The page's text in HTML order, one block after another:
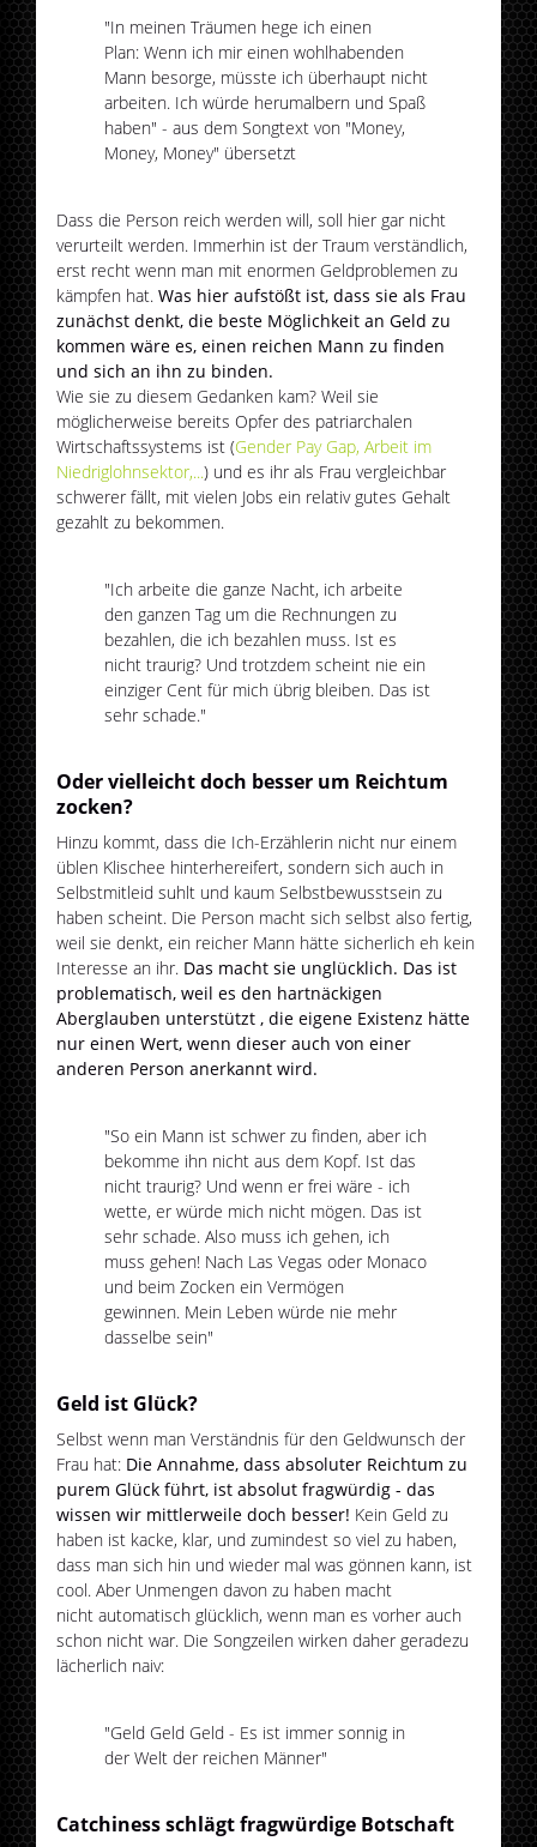
"In meinen Träumen hege ich einen
Plan: Wenn ich mir einen wohlhabenden
Mann besorge, müsste ich überhaupt nicht
arbeiten. Ich würde herumalbern und Spaß
haben" - aus dem Songtext von "Money,
Money, Money" übersetzt
Dass die Person reich werden will, soll hier gar nicht
verurteilt werden. Immerhin ist der Traum verständlich,
erst recht wenn man mit enormen Geldproblemen zu
kämpfen hat.Was hier aufstößt ist, dass sie als Frau
zunächst denkt, die beste Möglichkeit an Geld zu
kommen wäre es, einen reichen Mann zu finden
und sich an ihn zu binden.
Wie sie zu diesem Gedanken kam? Weil sie
möglicherweise bereits Opfer des patriarchalen
Wirtschaftssystems ist (Gender Pay Gap, Arbeit im
Niedriglohnsektor,...) und es ihr als Frau vergleichbar
schwerer fällt, mit vielen Jobs ein relativ gutes Gehalt
gezahlt zu bekommen.
"Ich arbeite die ganze Nacht, ich arbeite
den ganzen Tag um die Rechnungen zu
bezahlen, die ich bezahlen muss. Ist es
nicht traurig? Und trotzdem scheint nie ein
einziger Cent für mich übrig bleiben. Das ist
sehr schade."
Oder vielleicht doch besser um Reichtum
zocken?
Hinzu kommt, dass die Ich-Erzählerin nicht nur einem
üblen Klischee hinterhereifert, sondern sich auch in
Selbstmitleid suhlt und kaum Selbstbewusstsein zu
haben scheint. Die Person macht sich selbst also fertig,
weil sie denkt, ein reicher Mann hätte sicherlich eh kein
Interesse an ihr. Das macht sie unglücklich. Das ist
problematisch, weil es den hartnäckigen
Aberglauben unterstützt , die eigene Existenz hätte
nur einen Wert, wenn dieser auch von einer
anderen Person anerkannt wird.
"So ein Mann ist schwer zu finden, aber ich
bekomme ihn nicht aus dem Kopf. Ist das
nicht traurig? Und wenn er frei wäre - ich
wette, er würde mich nicht mögen. Das ist
sehr schade. Also muss ich gehen, ich
muss gehen! Nach Las Vegas oder Monaco
und beim Zocken ein Vermögen
gewinnen. Mein Leben würde nie mehr
dasselbe sein"
Geld ist Glück?
Selbst wenn man Verständnis für den Geldwunsch der
Frau hat: Die Annahme, dass absoluter Reichtum zu
purem Glück führt, ist absolut fragwürdig - das
wissen wir mittlerweile doch besser! Kein Geld zu
haben ist kacke, klar, und zumindest so viel zu haben,
dass man sich hin und wieder mal was gönnen kann, ist
cool. Aber Unmengen davon zu haben macht
nicht automatisch glücklich, wenn man es vorher auch
schon nicht war. Die Songzeilen wirken daher geradezu
lächerlich naiv:
"Geld Geld Geld - Es ist immer sonnig in
der Welt der reichen Männer"
Catchiness schlägt fragwürdige Botschaft